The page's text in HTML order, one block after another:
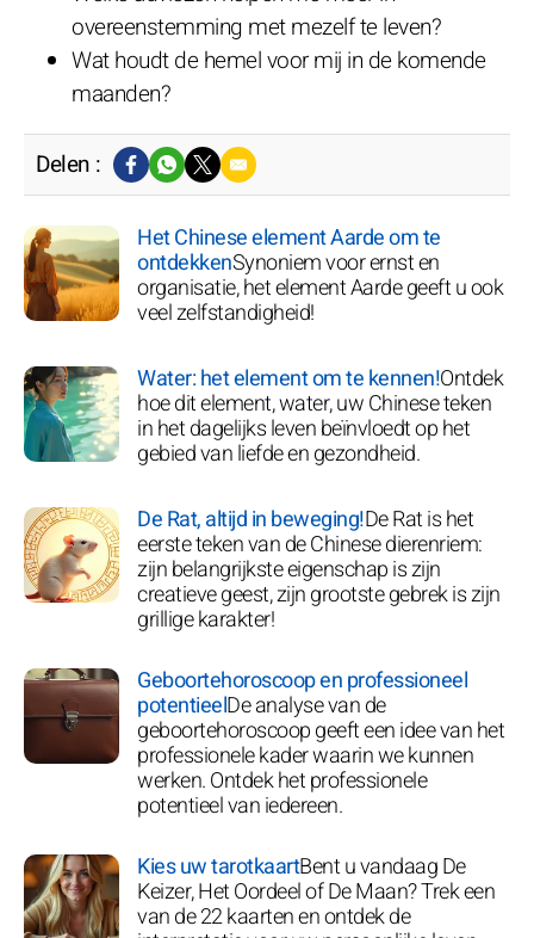
overeenstemming met mezelf te leven?
Wat houdt de hemel voor mij in de komende
maanden?
Delen :
Het Chinese element Aarde om te
ontdekkenSynoniem voor ernst en
organisatie, het element Aarde geeft u ook
veel zelfstandigheid!
Water: het element om te kennen!Ontdek
hoe dit element, water, uw Chinese teken
in het dagelijks leven beïnvloedt op het
gebied van liefde en gezondheid.
De Rat, altijd in beweging!De Rat is het
eerste teken van de Chinese dierenriem:
zijn belangrijkste eigenschap is zijn
creatieve geest, zijn grootste gebrek is zijn
grillige karakter!
Geboortehoroscoop en professioneel
potentieelDe analyse van de
geboortehoroscoop geeft een idee van het
professionele kader waarin we kunnen
werken. Ontdek het professionele
potentieel van iedereen.
Kies uw tarotkaartBent u vandaag De
Keizer, Het Oordeel of De Maan? Trek een
van de 22 kaarten en ontdek de